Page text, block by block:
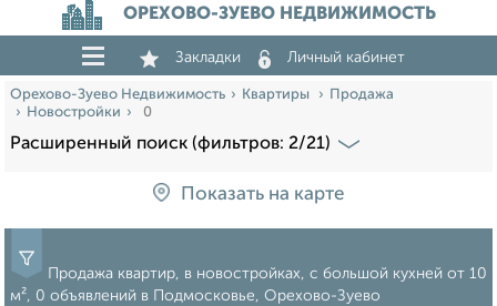
ОРЕХОВО-ЗУЕВО НЕДВИЖИМОСТЬ
Закладки Личный кабинет
Орехово-Зуево Недвижимость Квартиры
Продажа
Новостройки
0
Расширенный поиск (фильтров: 2/21)
Показать на карте
Продажа квартир, в новостройках, c большой кухней от 10
м², 0 объявлений в Подмосковье, Орехово-Зуево